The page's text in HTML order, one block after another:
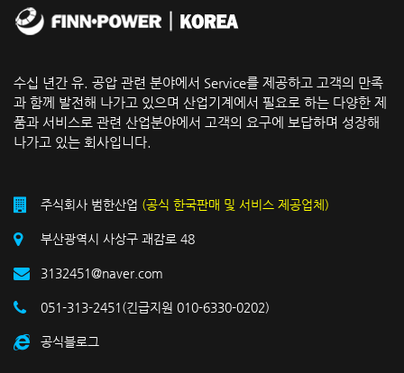
수십 년간 유. 공압 관련 분야에서 Service를 제공하고 고객의 만족
과 함께 발전해 나가고 있으며 산업기계에서 필요로 하는 다양한 제
품과 서비스로 관련 산업분야에서 고객의 요구에 보답하며 성장해
나가고 있는 회사입니다.
주식회사 범한산업 (공식 한국판매 및 서비스 제공업체)
부산광역시 사상구 괘감로 48
3132451@naver.com
051-313-2451(긴급지원 010-6330-0202)
공식블로그